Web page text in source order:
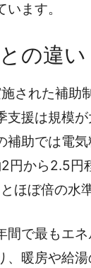
ます。
の違い
された補助
支援は規模
補助では電
円から2.5円
ほぼ倍の水
間で最もエ
、暖房や給